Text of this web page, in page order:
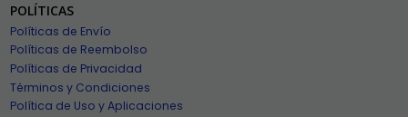
POLÍTICAS
Políticas de Envío
Políticas de Reembolso
Políticas de Privacidad
Términos y Condiciones
Política de Uso y Aplicaciones